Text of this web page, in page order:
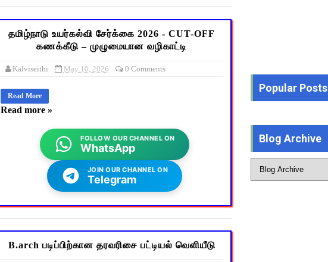
தமிழ்நாடு உயர்கல்வி சேர்க்கை 2026 - CUT-OFF
கணக்கீடு – முழுமையான வழிகாட்டி
Kalviseithi May 10, 2026 0 Comments
Read More
Read more »
FOLLOW OUR CHANNEL ON
WhatsApp
JOIN OUR CHANNEL ON
Telegram
B.arch படிப்பிற்கான தரவரிசை பட்டியல் வெளியீடு
Popular Posts
Blog Archive